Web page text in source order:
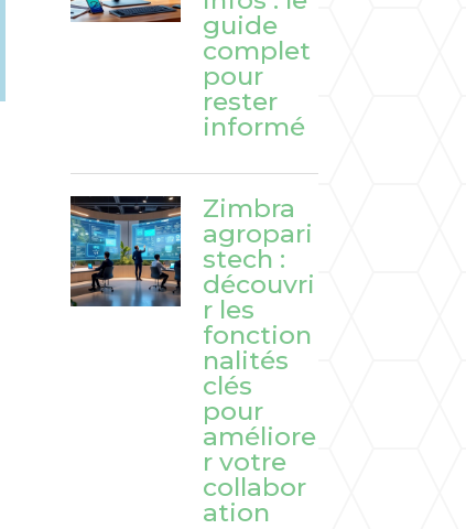
guide
complet
pour
rester
informé
Zimbra
agropari
stech :
découvri
r les
fonction
nalités
clés
pour
améliore
r votre
collabor
ation